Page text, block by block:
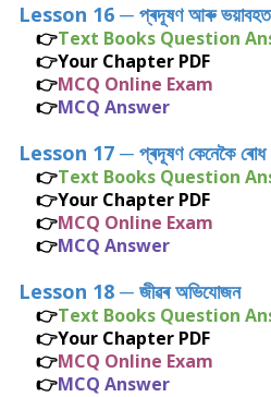
Lesson 16 ─ প্ৰদূষণ আৰু
👉Text Books Question
👉Your Chapter PDF
👉MCQ Online Exam
👉MCQ Answer
Lesson 17 ─ প্ৰদূষণ কেনেকৈ
👉Text Books Question
👉Your Chapter PDF
👉MCQ Online Exam
👉MCQ Answer
Lesson 18 ─ জীৱৰ অভিযোজন
👉Text Books Question
👉Your Chapter PDF
👉MCQ Online Exam
👉MCQ Answer